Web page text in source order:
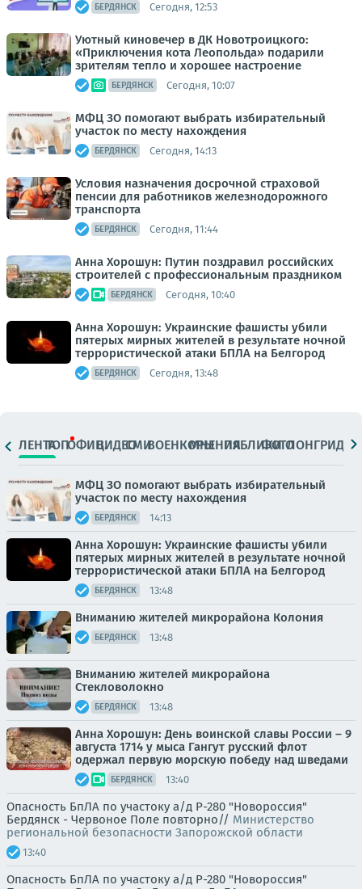
БЕРДЯНСК Сегодня, 12:53
Уютный киновечер в ДК Новотроицкого:
«Приключения кота Леопольда» подарили
зрителям тепло и хорошее настроение
БЕРДЯНСК Сегодня, 10:07
МФЦ ЗО помогают выбрать избирательный
участок по месту нахождения
БЕРДЯНСК Сегодня, 14:13
Условия назначения досрочной страховой
пенсии для работников железнодорожного
транспорта
БЕРДЯНСК Сегодня, 11:44
Анна Хорошун: Путин поздравил российских
строителей с профессиональным праздником
БЕРДЯНСК Сегодня, 10:40
Анна Хорошун: Украинские фашисты убили
пятерых мирных жителей в результате ночной
террористической атаки БПЛА на Белгород
БЕРДЯНСК Сегодня, 13:48
ЛЕНТАТОПОФИЦ.ВИДЕОСМИВОЕНКОРЫМНЕНИЯПАБЛИКИ
ФОТОЛОНГРИДЫ
МФЦ ЗО помогают выбрать избирательный
участок по месту нахождения
БЕРДЯНСК 14:13
Анна Хорошун: Украинские фашисты убили
пятерых мирных жителей в результате ночной
террористической атаки БПЛА на Белгород
БЕРДЯНСК 13:48
Вниманию жителей микрорайона Колония
БЕРДЯНСК 13:48
Вниманию жителей микрорайона
Стекловолокно
БЕРДЯНСК 13:48
Анна Хорошун: День воинской славы России – 9
августа 1714 у мыса Гангут русский флот
одержал первую морскую победу над шведами
БЕРДЯНСК 13:40
Опасность БпЛА по участоку а/д Р-280 "Новороссия"
Бердянск - Червоное Поле повторно// Министерство
региональной безопасности Запорожской области
13:40
Опасность БпЛА по участоку а/д Р-280 "Новороссия"